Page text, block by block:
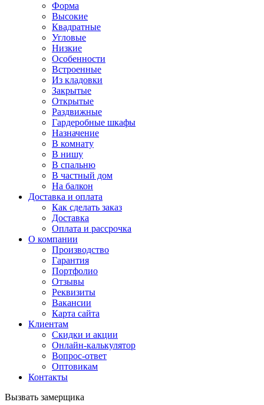
Форма
Высокие
Квадратные
Угловые
Низкие
Особенности
Встроенные
Из кладовки
Закрытые
Открытые
Раздвижные
Гардеробные шкафы
Назначение
В комнату
В нишу
В спальню
В частный дом
На балкон
Доставка и оплата
Как сделать заказ
Доставка
Оплата и рассрочка
О компании
Производство
Гарантия
Портфолио
Отзывы
Реквизиты
Вакансии
Карта сайта
Клиентам
Скидки и акции
Онлайн-калькулятор
Вопрос-ответ
Оптовикам
Контакты
Вызвать замерщика